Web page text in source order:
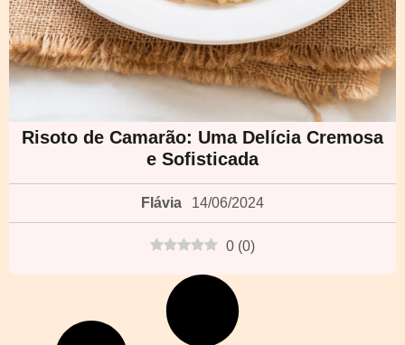
Risoto de Camarão: Uma Delícia Cremosa
e Sofisticada
Flávia 14/06/2024
0 (0)